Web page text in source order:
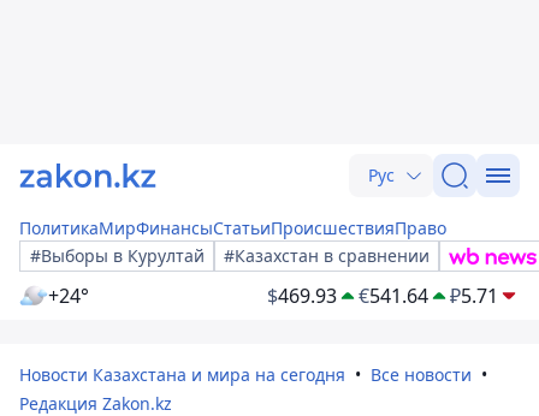
Рус
ПолитикаМирФинансыСтатьиПроисшествияПраво
#Выборы в Курултай
#Казахстан в сравнении
+24° $469.93 €541.64 ₽5.71
Новости Казахстана и мира на сегодня
Все новости
Редакция Zakon.kz